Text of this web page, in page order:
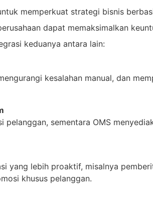
memperkuat strategi bisnis
dapat memaksimalkan
keduanya antara lain:
kesalahan manual, dan
pelanggan, sementara OMS
yang lebih proaktif, misalnya
khusus pelanggan.